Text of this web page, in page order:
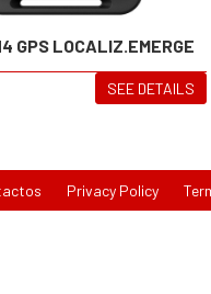
GPS LOCALIZ.EMERGE
SEE DETAILS
Privacy Policy